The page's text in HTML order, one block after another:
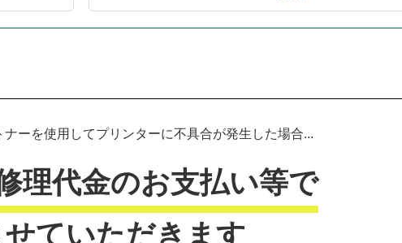
ーを使用してプリンターに不具合が発生した場合...
理代金のお支払い等で
ていただきます